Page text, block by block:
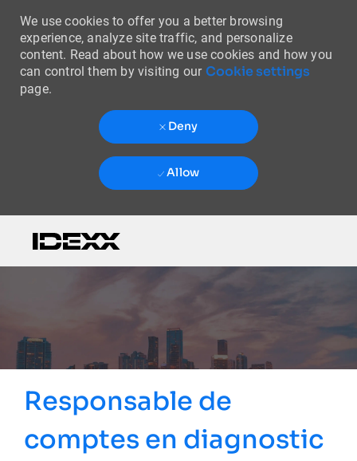
We use cookies to offer you a better browsing
experience, analyze site traffic, and personalize
content. Read about how we use cookies and how you
can control them by visiting our Cookie settings
page.
Deny
Allow
Responsable de
comptes en diagnostic